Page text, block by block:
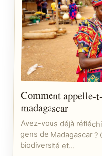
Comment appelle-
madagascar
Avez-vous déjà
gens de Madagascar
biodiversité et…